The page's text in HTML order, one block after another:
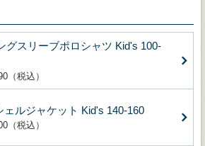
グスリーブポロシャツ Kid's 100-
（税込）
ェルジャケット Kid's 140-160
（税込）